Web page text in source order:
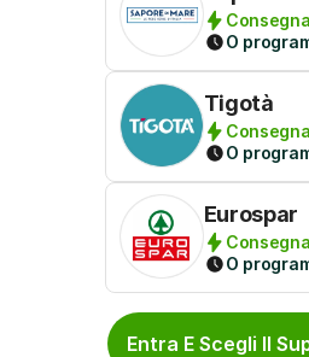
O
Tigotà
O
Eurospar
O
Entra E Scegli Il